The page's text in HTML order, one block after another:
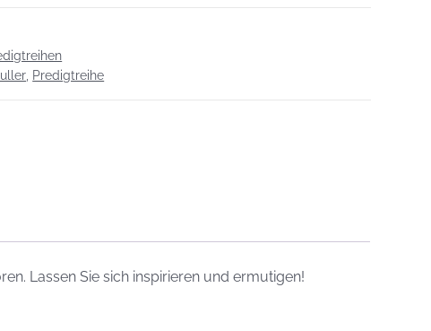
Predigtreihe
Lassen Sie sich inspirieren und ermutigen!